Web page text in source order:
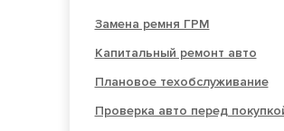
Замена ремня ГРМ
Капитальный ремонт авто
Плановое техобслуживание
Проверка авто перед